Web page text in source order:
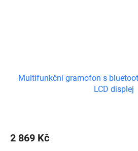
Multifunkční gramofon s
LCD displej
2 869 Kč